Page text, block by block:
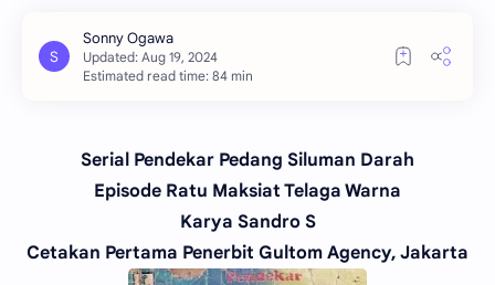
Estimated read time: 84 min
Serial Pendekar Pedang Siluman Darah
Episode Ratu Maksiat Telaga Warna
Karya Sandro S
Cetakan Pertama Penerbit Gultom Agency, Jakarta